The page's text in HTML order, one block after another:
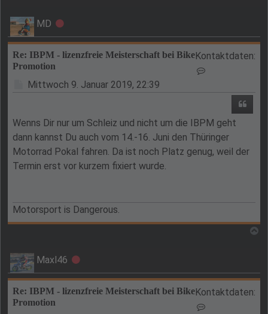
MD Offline
Re: IBPM - lizenzfreie Meisterschaft bei Bike
Promotion
Kontaktdaten:
Beitrag
Mittwoch 9. Januar 2019, 22:39
Wenns Dir nur um Schleiz und nicht um die IBPM geht
dann kannst Du auch vom 14.-16. Juni den Thüringer
Motorrad Pokal fahren. Da ist noch Platz genug, weil der
Termin erst vor kurzem fixiert wurde.
Motorsport is Dangerous.
Maxl46 Offline
Re: IBPM - lizenzfreie Meisterschaft bei Bike
Promotion
Kontaktdaten: